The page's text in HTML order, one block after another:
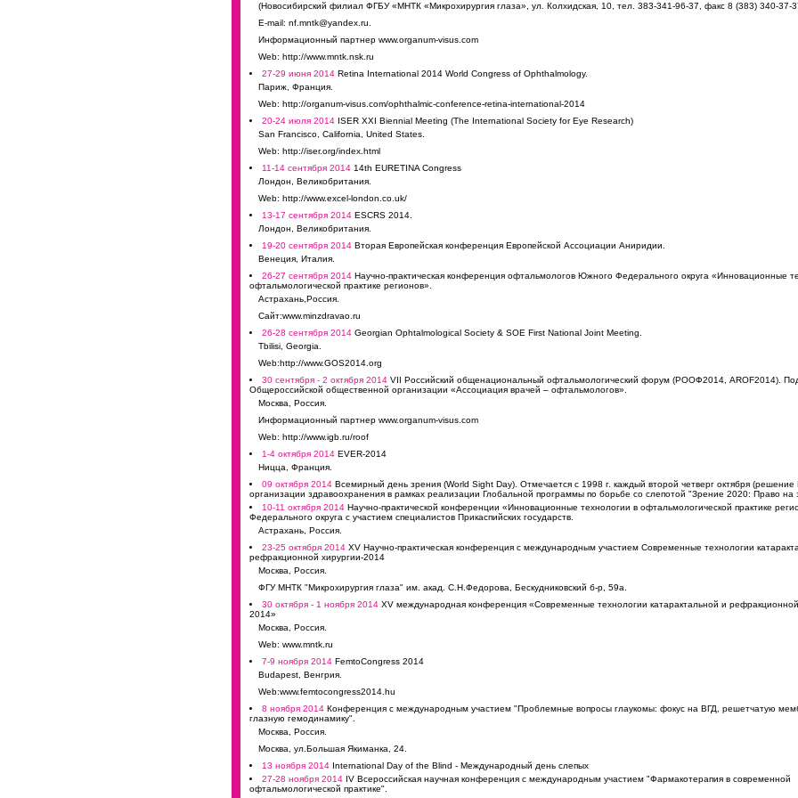
(Новосибирский филиал ФГБУ «МНТК «Микрохирургия глаза», ул. Колхидская, 10, тел. 383-341-96-37, факс 8 (383) 340-37-
Е-mail: nf.mntk@yandex.ru.
Информационный партнер www.organum-visus.com
Web: http://www.mntk.nsk.ru
27-29 июня 2014 Retina International 2014 World Congress of Ophthalmology.
Париж, Франция.
Web: http://organum-visus.com/ophthalmic-conference-retina-international-2014
20-24 июля 2014 ISER XXI Biennial Meeting (The International Society for Eye Research)
San Francisco, California, United States.
Web: http://iser.org/index.html
11-14 сентября 2014 14th EURETINA Congress
Лондон, Великобритания.
Web: http://www.excel-london.co.uk/
13-17 сентября 2014 ESCRS 2014.
Лондон, Великобритания.
19-20 сентября 2014 Вторая Европейская конференция Европейской Ассоциации Аниридии.
Венеция, Италия.
26-27 сентября 2014 Научно-практическая конференция офтальмологов Южного Федерального округа «Инновационные
офтальмологической практике регионов».
Астрахань,Россия.
Сайт:www.minzdravao.ru
26-28 сентября 2014 Georgian Ophtalmological Society & SOE First National Joint Meeting.
Tbilisi, Georgia.
Web:http://www.GOS2014.org
30 сентября - 2 октября 2014 VII Российский общенациональный офтальмологический форум (РООФ2014, AROF2014).
Общероссийской общественной организации «Ассоциация врачей – офтальмологов».
Москва, Россия.
Информационный партнер www.organum-visus.com
Web: http://www.igb.ru/roof
1-4 октября 2014 EVER-2014
Ницца, Франция.
09 октября 2014 Всемирный день зрения (World Sight Day). Отмечается с 1998 г. каждый второй четверг октября
организации здравоохранения в рамках реализации Глобальной программы по борьбе со слепотой "Зрение 2020: Право на
10-11 октября 2014 Научно-практической конференции «Инновационные технологии в офтальмологической практике
Федерального округа с участием специалистов Прикаспийских государств.
Астрахань, Россия.
23-25 октября 2014 XV Научно-практическая конференция с международным участием Современные технологии
рефракционной хирургии-2014
Москва, Россия.
ФГУ МНТК "Микрохирургия глаза" им. акад. С.Н.Федорова, Бескудниковский б-р, 59а.
30 октября - 1 ноября 2014 XV международная конференция «Современные технологии катарактальной и
2014»
Москва, Россия.
Web: www.mntk.ru
7-9 ноября 2014 FemtoCongress 2014
Budapest, Венгрия.
Web:www.femtocongress2014.hu
8 ноября 2014 Конференция с международным участием "Проблемные вопросы глаукомы: фокус на ВГД, решетчатую
глазную гемодинамику".
Москва, Россия.
Москва, ул.Большая Якиманка, 24.
13 ноября 2014 International Day of the Blind - Международный день слепых
27-28 ноября 2014 IV Всероссийская научная конференция с международным участием "Фармакотерапия в современной
офтальмологической практике".